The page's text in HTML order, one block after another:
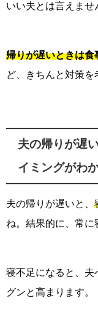
いい夫とは言えませ
帰りが遅いときは食
ど、きちんと対策を
夫の帰りが遅
イミングがわ
夫の帰りが遅いと、
ね。結果的に、常に
寝不足になると、夫
グンと高まります。